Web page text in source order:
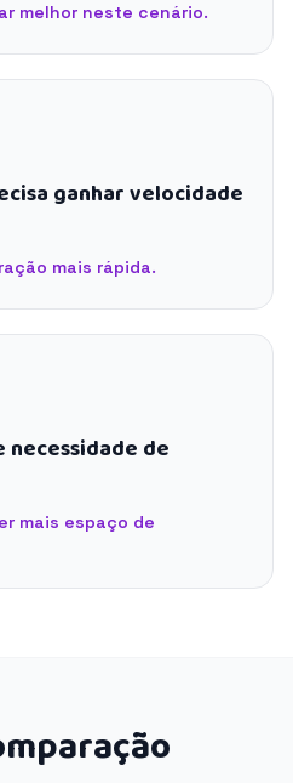
melhor neste cenário.
ganhar velocidade
mais rápida.
de
mais espaço de